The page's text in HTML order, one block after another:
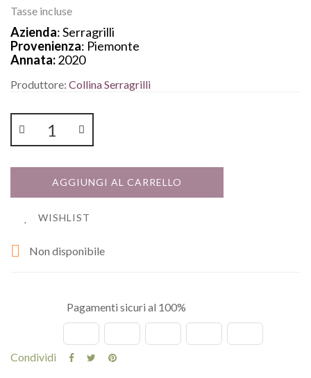
Tasse incluse
Azienda: Serragrilli
Provenienza: Piemonte
Annata:2020
Produttore: Collina Serragrilli
AGGIUNGI AL CARRELLO
WISHLIST
 Non disponibile
Pagamenti sicuri al 100%
Condividi